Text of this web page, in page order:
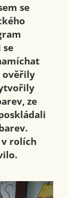
se
ověřily
ze
v rolích